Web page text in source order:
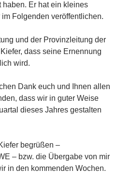
Er hat ein kleines
Folgenden veröffentlichen.
und der Provinzleitung der
dass seine Ernennung
wird.
Dank euch und Ihnen allen
dass wir in guter Weise
dieses Jahres gestalten
begrüßen –
– bzw. die Übergabe von mir
in den kommenden Wochen.